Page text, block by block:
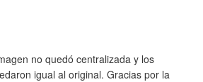
no quedó centralizada y los
igual al original. Gracias por la